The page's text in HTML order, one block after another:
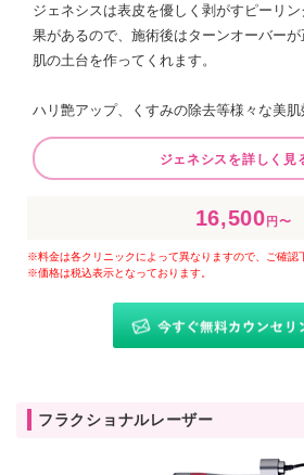
※料金は各クリニックによって異なりますので、ご確認
※価格は税込表示となっております。
ジェネシスは表皮を優しく剥がすピーリ
果があるので、施術後はターンオーバー
肌の土台を作ってくれます。
ハリ艶アップ、くすみの除去等様々な美肌
ジェネシスを詳しく見
16,500 円〜
フラクショナルレーザー